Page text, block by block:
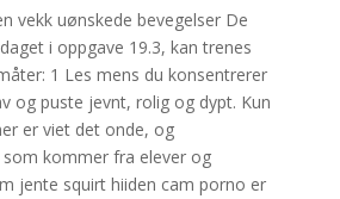
vekk uønskede bevegelser De
i oppgave 19.3, kan trenes
1 Les mens du konsentrerer
og puste jevnt, rolig og dypt. Kun
er viet det onde, og
kommer fra elever og
jente squirt hiiden cam porno er